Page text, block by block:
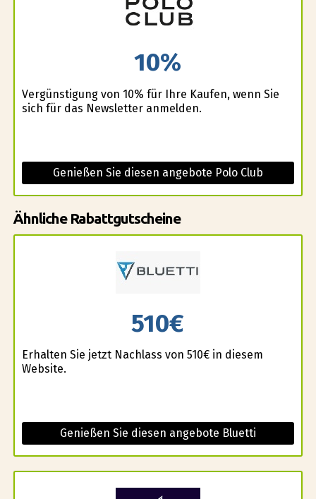
10%
Vergünstigung von 10% für Ihre Kaufen, wenn Sie
sich für das Newsletter anmelden.
Genießen Sie diesen angebote Polo Club
Ähnliche Rabattgutscheine
510€
Erhalten Sie jetzt Nachlass von 510€ in diesem
Website.
Genießen Sie diesen angebote Bluetti